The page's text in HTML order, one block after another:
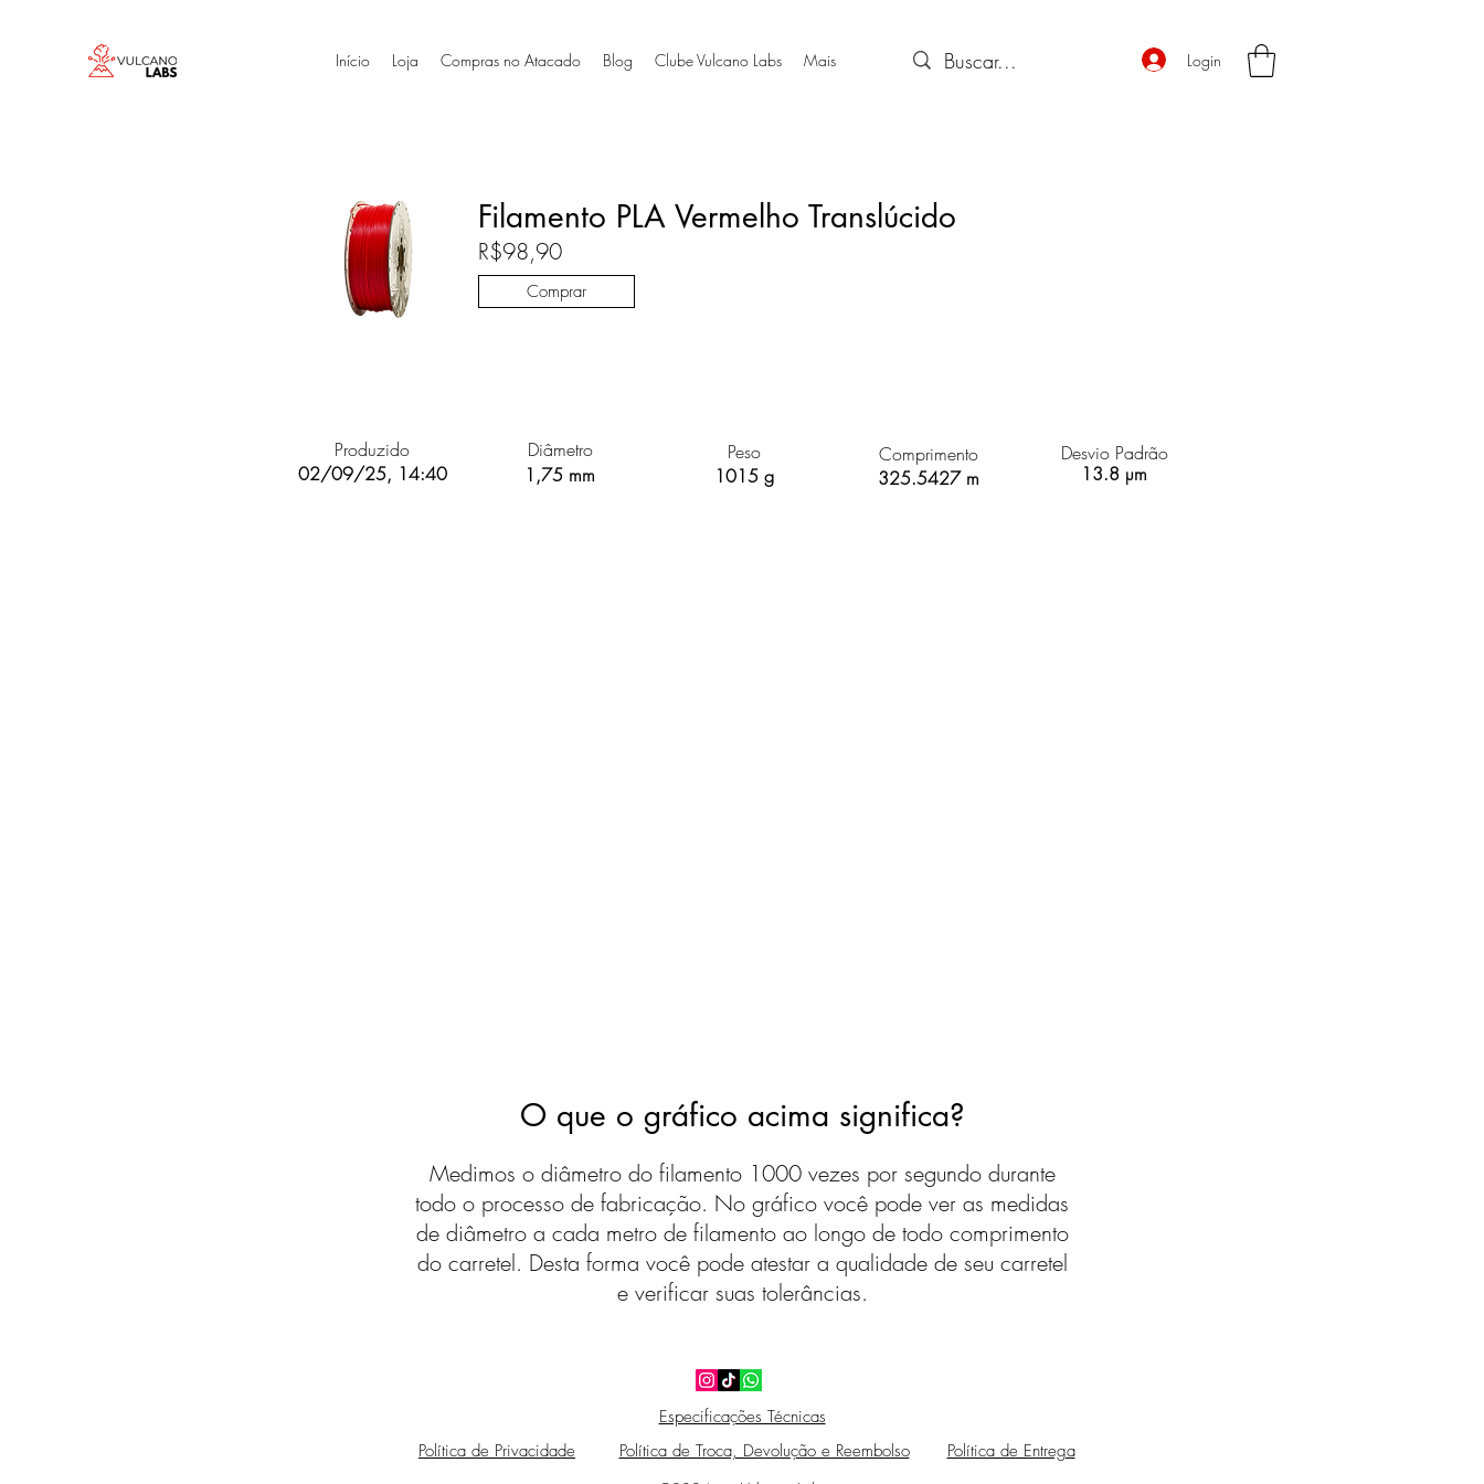
Início Loja Compras no Atacado Blog Clube Vulcano Labs Mais Login
Filamento PLA Vermelho Translúcido
R$98,90
Comprar
Produzido
02/09/25, 14:40
Diâmetro
1,75 mm
Peso
1015 g
Comprimento
325.5427 m
Desvio Padrão
13.8 µm
O que o gráfico acima significa?
Medimos o diâmetro do filamento 1000 vezes por segundo durante
todo o processo de fabricação. No gráfico você pode ver as medidas
de diâmetro a cada metro de filamento ao longo de todo comprimento
do carretel. Desta forma você pode atestar a qualidade de seu carretel
e verificar suas tolerâncias.
Especificações Técnicas
Política de Privacidade
Política de Troca, Devolução e Reembolso Política de Entrega